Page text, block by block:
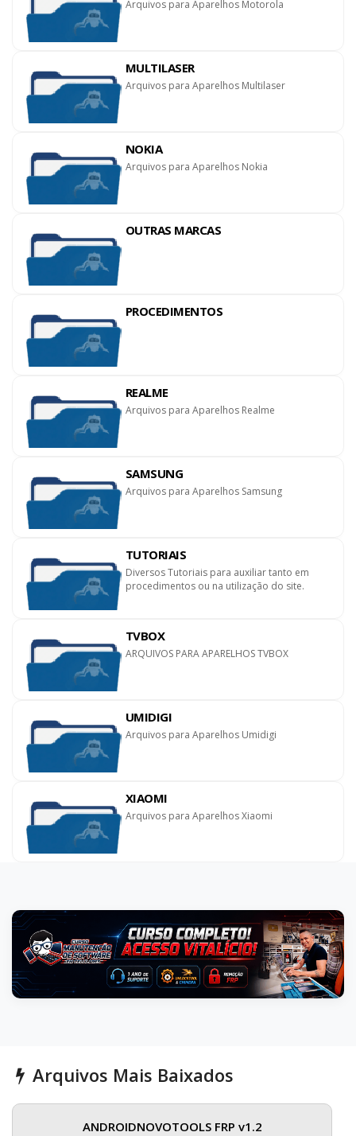
Arquivos para Aparelhos Motorola
MULTILASER
Arquivos para Aparelhos Multilaser
NOKIA
Arquivos para Aparelhos Nokia
OUTRAS MARCAS
PROCEDIMENTOS
REALME
Arquivos para Aparelhos Realme
SAMSUNG
Arquivos para Aparelhos Samsung
TUTORIAIS
Diversos Tutoriais para auxiliar tanto em
procedimentos ou na utilização do site.
TVBOX
ARQUIVOS PARA APARELHOS TVBOX
UMIDIGI
Arquivos para Aparelhos Umidigi
XIAOMI
Arquivos para Aparelhos Xiaomi
Arquivos Mais Baixados
ANDROIDNOVOTOOLS FRP v1.2